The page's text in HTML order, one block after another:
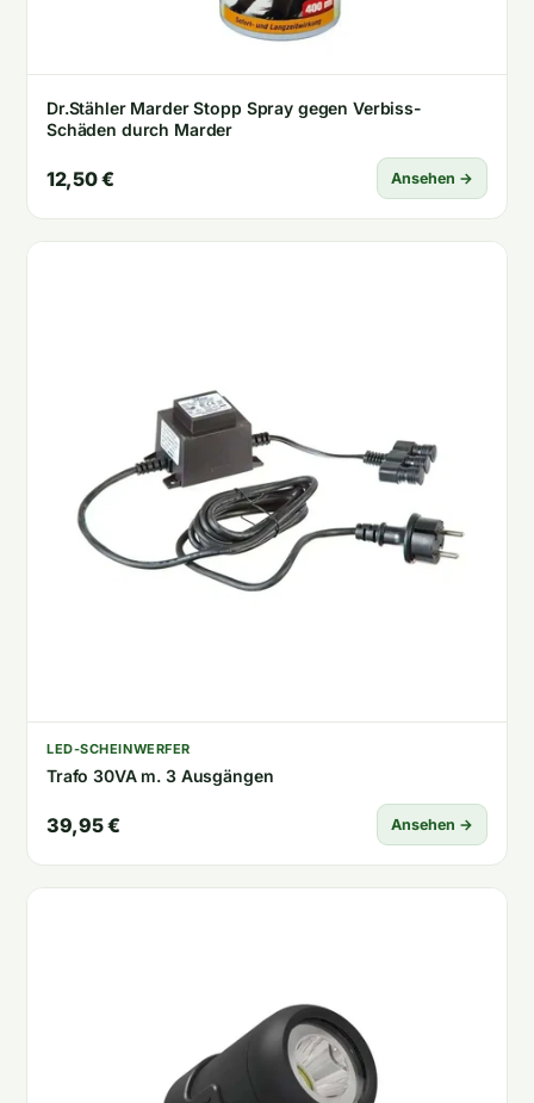
Dr.Stähler Marder Stopp Spray gegen Verbiss-
Schäden durch Marder
12,50 € Ansehen →
LED-SCHEINWERFER
Trafo 30VA m. 3 Ausgängen
39,95 € Ansehen →